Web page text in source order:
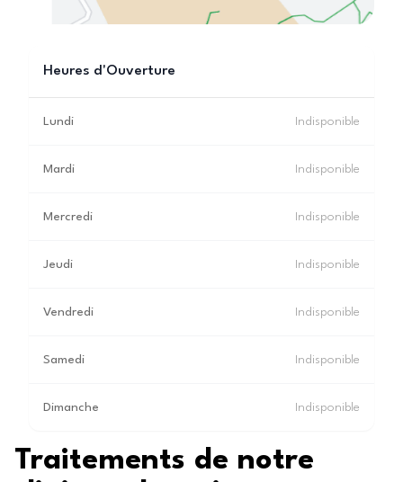
Heures d'Ouverture
Lundi Indisponible
Mardi Indisponible
Mercredi Indisponible
Jeudi Indisponible
Vendredi Indisponible
Samedi Indisponible
Dimanche Indisponible
Traitements de notre